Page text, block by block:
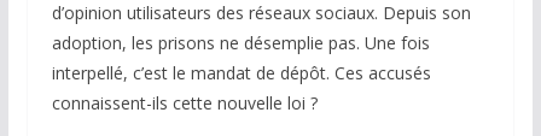
d’opinion utilisateurs des réseaux sociaux. Depuis son
adoption, les prisons ne désemplie pas. Une fois
interpellé, c’est le mandat de dépôt. Ces accusés
connaissent-ils cette nouvelle loi ?